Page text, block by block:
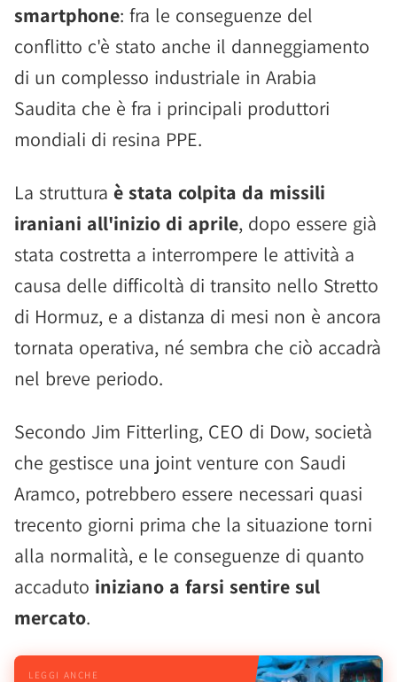
smartphone: fra le conseguenze del
conflitto c'è stato anche il danneggiamento
di un complesso industriale in Arabia
Saudita che è fra i principali produttori
mondiali di resina PPE.
La struttura è stata colpita da missili
iraniani all'inizio di aprile, dopo essere già
stata costretta a interrompere le attività a
causa delle difficoltà di transito nello Stretto
di Hormuz, e a distanza di mesi non è ancora
tornata operativa, né sembra che ciò accadrà
nel breve periodo.
Secondo Jim Fitterling, CEO di Dow, società
che gestisce una joint venture con Saudi
Aramco, potrebbero essere necessari quasi
trecento giorni prima che la situazione torni
alla normalità, e le conseguenze di quanto
accaduto iniziano a farsi sentire sul
mercato.